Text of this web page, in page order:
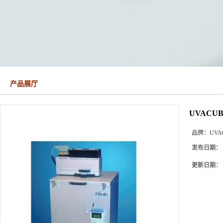
产品展厅
品牌：
发布日期：
更新日期：